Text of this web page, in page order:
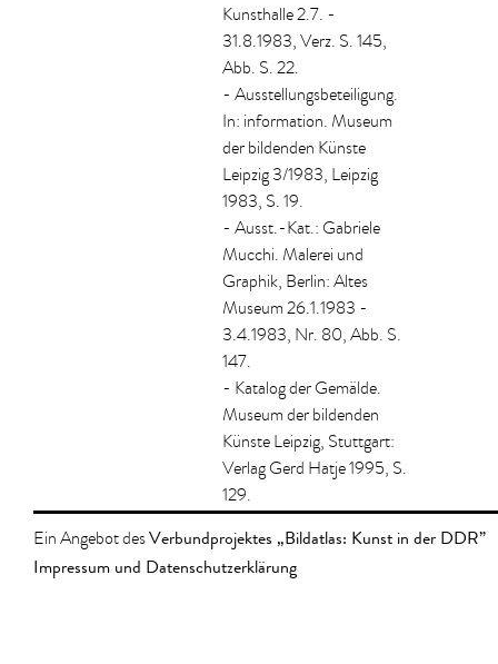
Kunsthalle 2.7. -
31.8.1983, Verz. S. 145,
Abb. S. 22.
- Ausstellungsbeteiligung.
In: information. Museum
der bildenden Künste
Leipzig 3/1983, Leipzig
1983, S. 19.
- Ausst.-Kat.: Gabriele
Mucchi. Malerei und
Graphik, Berlin: Altes
Museum 26.1.1983 -
3.4.1983, Nr. 80, Abb. S.
147.
- Katalog der Gemälde.
Museum der bildenden
Künste Leipzig, Stuttgart:
Verlag Gerd Hatje 1995, S.
129.
Ein Angebot desVerbundprojektes „Bildatlas: Kunst in der DDR”
Impressum und Datenschutzerklärung